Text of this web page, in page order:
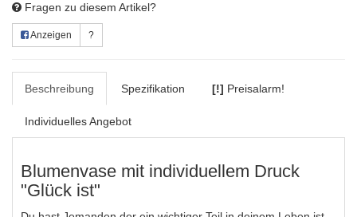
Fragen zu diesem Artikel?
Anzeigen ?
Beschreibung Spezifikation [!] Preisalarm!
Individuelles Angebot
Blumenvase mit individuellem Druck
"Glück ist"